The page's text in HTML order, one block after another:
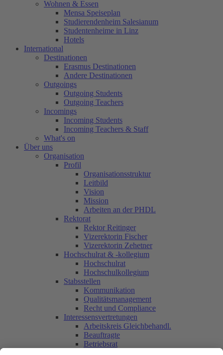
Wohnen & Essen
Mensa Speiseplan
Studierendenheim Salesianum
Studentenheime in Linz
Hotels
International
Destinationen
Erasmus Destinationen
Andere Destinationen
Outgoings
Outgoing Students
Outgoing Teachers
Incomings
Incoming Students
Incoming Teachers & Staff
What's on
Über uns
Organisation
Profil
Organisationsstruktur
Leitbild
Vision
Mission
Arbeiten an der PHDL
Rektorat
Rektor Reitinger
Vizerektorin Fischer
Vizerektorin Zehetner
Hochschulrat & -kollegium
Hochschulrat
Hochschulkollegium
Stabsstellen
Kommunikation
Qualitätsmanagement
Recht und Compliance
Interessensvertretungen
Arbeitskreis Gleichbehandl.
Beauftragte
Betriebsrat